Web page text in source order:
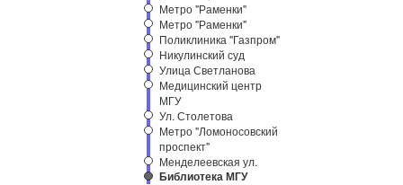
Метро "Раменки"
Метро "Раменки"
Поликлиника "Газпром"
Никулинский суд
Улица Светланова
Медицинский центр
МГУ
Ул. Столетова
Метро "Ломоносовский
проспект"
Менделеевская ул.
Библиотека МГУ